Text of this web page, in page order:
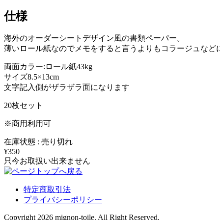
仕様
海外のオーダーシートデザイン風の書類ペーパー。
薄いロール紙なのでメモをすると言うよりもコラージュなど
両面カラー:ロール紙43kg
サイズ8.5×13cm
文字記入側がザラザラ面になります
20枚セット
※商用利用可
在庫状態 : 売り切れ
¥350
只今お取扱い出来ません
特定商取引法
プライバシーポリシー
Copyright 2026 mignon-toile. All Right Reserved.